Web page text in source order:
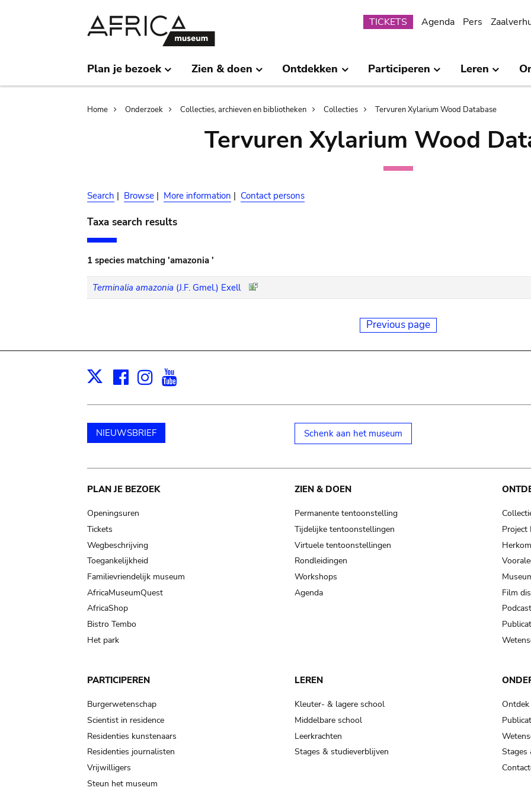
Submenu
TICKETS Agenda Pers
Plan je bezoek Zien & doen Ontdekken Participeren Leren
Breadcrumb
Home Onderzoek Collecties, archieven en bibliotheken Collecties Tervuren Xylarium Wood Database
Tervuren Xylarium Wood
Search | Browse | More information | Contact persons
Taxa search results
1 species matching 'amazonia '
Terminalia amazonia (J.F. Gmel.) Exell
Previous page
X Facebook
Instagram
NIEUWSBRIEF Schenk aan het museum
Main
navigation
PLAN JE BEZOEK
Openingsuren
Tickets
Wegbeschrijving
Toegankelijkheid
Familievriendelijk museum
AfricaMuseumQuest
AfricaShop
Bistro Tembo
Het park
ZIEN & DOEN
Permanente tentoonstelling
Tijdelijke tentoonstellingen
Virtuele tentoonstellingen
Rondleidingen
Workshops
Agenda
Project
Film
PARTICIPEREN
Burgerwetenschap
Scientist in residence
Residenties kunstenaars
Residenties journalisten
Vrijwilligers
Steun het museum
LEREN
Kleuter- & lagere school
Middelbare school
Leerkrachten
Stages & studieverblijven
Stages